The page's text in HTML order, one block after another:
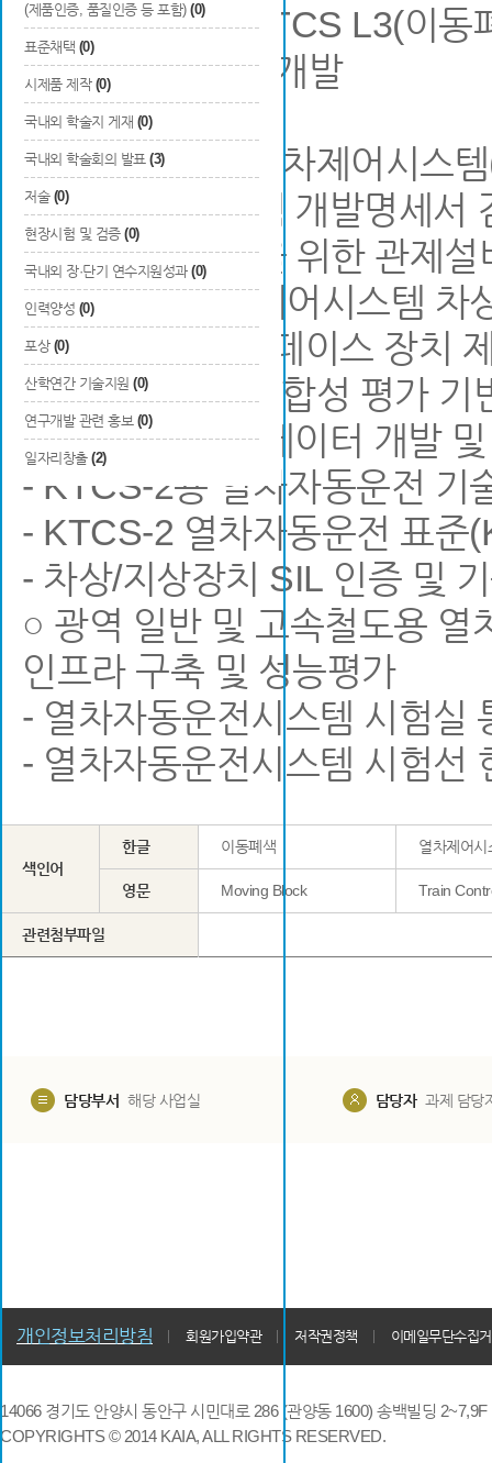
(제품인증, 품질인증 등 포함) (0)
표준채택 (0)
시제품 제작 (0)
국내외 학술지 게재 (0)
국내외 학술회의 발표 (3)
저술 (0)
현장시험 및 검증 (0)
국내외 장·단기 연수지원성과 (0)
인력양성 (0)
포상 (0)
산학연간 기술지원 (0)
연구개발 관련 홍보 (0)
일자리창출 (2)
■ 400Km/h급 ETCS L3(이동
적합성평가 기술개발
○ ETCS L3급 열차제어시스
- 열차제어시스템 개발명세서
- KTCS-3 시험을 위한 관제
- KTCS-3 열차제어시스템 차
- ATP/ATO 인터페이스 장치
○ ETCS L3급 적합성 평가 기
- 통합시험 시뮬레이터 개발
- KTCS-2용 열차자동운전 기
- KTCS-2 열차자동운전 표준
- 차상/지상장치 SIL 인증 및
○ 광역 일반 및 고속철도용 열
인프라 구축 및 성능평가
- 열차자동운전시스템 시험실
- 열차자동운전시스템 시험선
색인어
한글 이동폐색 열차제어시
영문 Moving Block Train
관련첨부파일
담당부서 해당 사업실 담당자 과제 담당
개인정보처리방침 회원가입약관 저작권정책 이메일무단수집
14066 경기도 안양시 동안구 시민대로 286 (관양동 1600) 송백빌딩
COPYRIGHTS © 2014 KAIA, ALL RIGHTS RESERVED.